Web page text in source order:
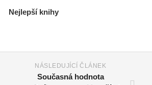
Nejlepší knihy
NÁSLEDUJÍCÍ ČLÁNEK
Současná hodnota